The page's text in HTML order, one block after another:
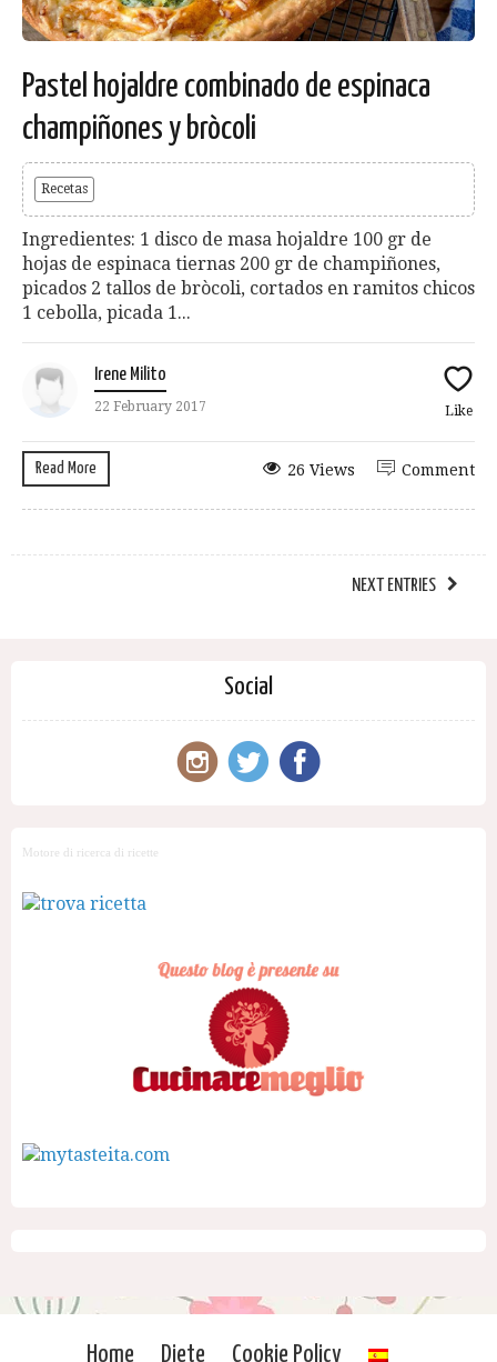
Pastel hojaldre combinado de espinaca
champiñones y bròcoli
Recetas
Ingredientes: 1 disco de masa hojaldre 100 gr de
hojas de espinaca tiernas 200 gr de champiñones,
picados 2 tallos de bròcoli, cortados en ramitos chicos
1 cebolla, picada 1...
Irene Milito
22 February 2017 Like
Read More Comment
26 Views
NEXT ENTRIES
Social
Motore di ricerca di ricette
Home Diete Cookie Policy